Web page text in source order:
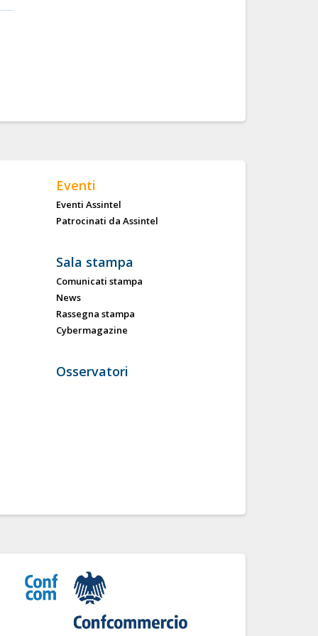
Eventi
Eventi Assintel
Patrocinati da Assintel
Sala stampa
Comunicati stampa
News
Rassegna stampa
Cybermagazine
Osservatori